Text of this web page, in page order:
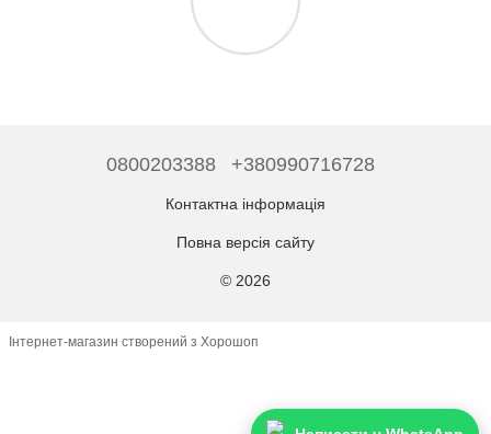
0800203388 +380990716728
Контактна інформація
Повна версія сайту
© 2026
Інтернет-магазин створений з Хорошоп